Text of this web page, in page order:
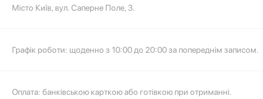
Місто Київ, вул. Саперне Поле, 3.
Графік роботи: щоденно з 10:00 до 20:00 за попереднім записом.
Оплата: банківською карткою або готівкою при отриманні.
на першу покупку